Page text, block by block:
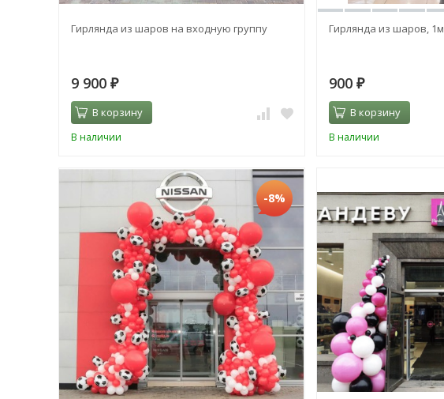
Гирлянда из шаров на входную группу
9 900 ₽
В корзину
В наличии
Гирлянда из шаров, 1м
900 ₽
В корзину
В наличии
-8%